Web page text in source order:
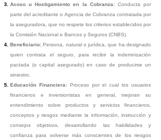
Acoso u Hostigamiento en la Cobranza:Conducta por
parte del acreditante o Agencia de Cobranza contratada por
la aseguradora, que no respete los criterios establecidos por
la Comisión Nacional e Bancos y Seguros (CNBS).
Beneficiario: Persona, natural o jurídica, que ha designado
quien contrata el seguro, para recibir la indemnización
pactada (o capital asegurado) en caso de producirse un
siniestro.
Educación Financiera:Proceso por el cual los usuarios
financieros e inversionistas en general, mejoran su
entendimiento sobre productos y servicios financieros,
conceptos y riesgos mediante la información, instrucción y
consejos objetivos, desarrollando las habilidades y
confianza para volverse más conscientes de los riesgos